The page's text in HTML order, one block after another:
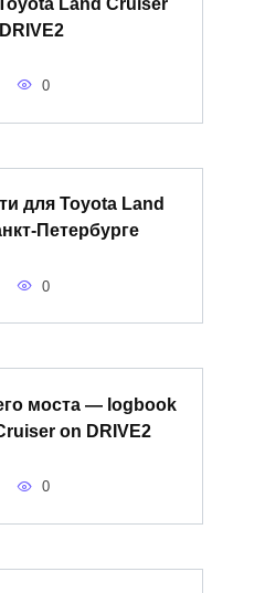
0
для Toyota Land
Петербурге
0
моста — logbook
on DRIVE2
0